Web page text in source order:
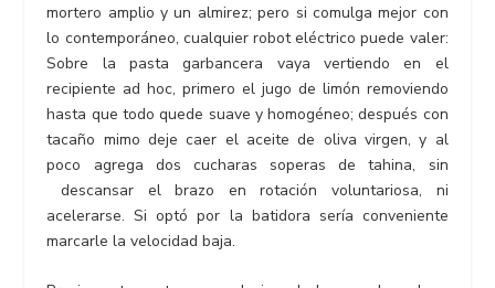
mortero amplio y un almirez; pero si comulga mejor con
lo contemporáneo, cualquier robot eléctrico puede valer:
Sobre la pasta garbancera vaya vertiendo en el
recipiente ad hoc, primero el jugo de limón removiendo
hasta que todo quede suave y homogéneo; después con
tacaño mimo deje caer el aceite de oliva virgen, y al
poco agrega dos cucharas soperas de tahina, sin
descansar el brazo en rotación voluntariosa, ni
acelerarse. Si optó por la batidora sería conveniente
marcarle la velocidad baja.